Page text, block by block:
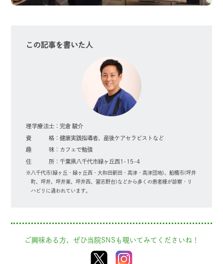
この記事を書いた人
理学療法士 完倉 駿介
資格 健康実践指導者、産後ケアセラピストなど
趣味 カフェで勉強
住所 千葉県八千代市緑ヶ丘西1-15-4
八千代市(緑ヶ丘・緑ヶ丘西・大和田新田・高津・高津団地)、船橋市(坪井
町、坪井、坪井東、坪井西、習志野台)などから多くの患者様が診察・リ
ハビリに通われています。
ご興味ある方、ぜひ当院SNSも覗いてみてくださいね！